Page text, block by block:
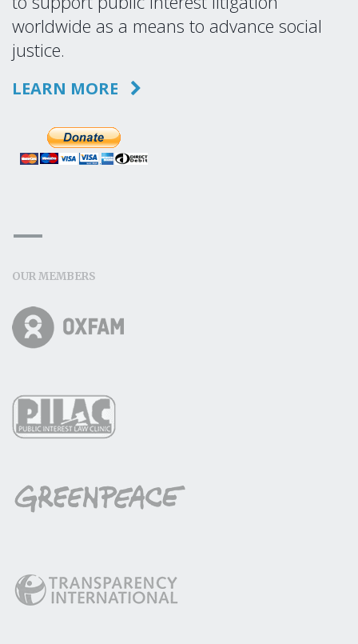
worldwide as a means to advance social
justice.
LEARN MORE
OUR MEMBERS